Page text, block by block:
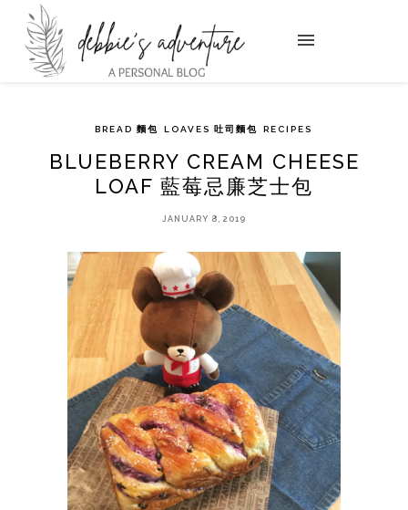
BREAD 麵包 LOAVES 吐司麵包 RECIPES
BLUEBERRY CREAM CHEESE
LOAF 藍莓忌廉芝士包
JANUARY 8, 2019